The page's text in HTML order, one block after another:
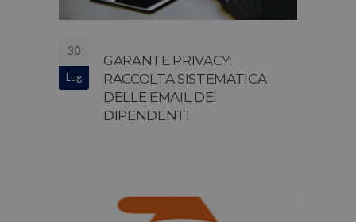
30
Lug
GARANTE PRIVACY:
RACCOLTA SISTEMATICA
DELLE EMAIL DEI
DIPENDENTI